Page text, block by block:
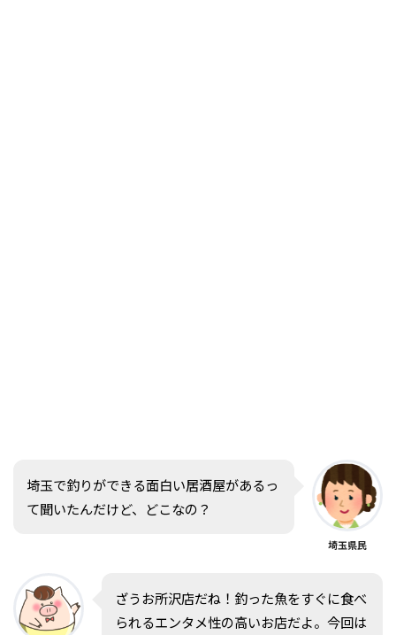
埼玉で釣りができる面白い居酒屋があるっ
て聞いたんだけど、どこなの？
埼玉県民
ざうお所沢店だね！釣った魚をすぐに食べ
られるエンタメ性の高いお店だよ。今回は